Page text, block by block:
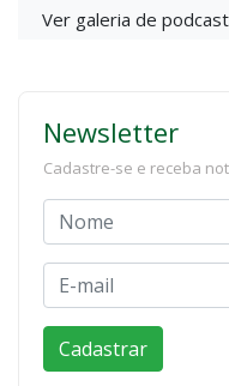
Ver galeria de
Newsletter
Cadastre-se e receba